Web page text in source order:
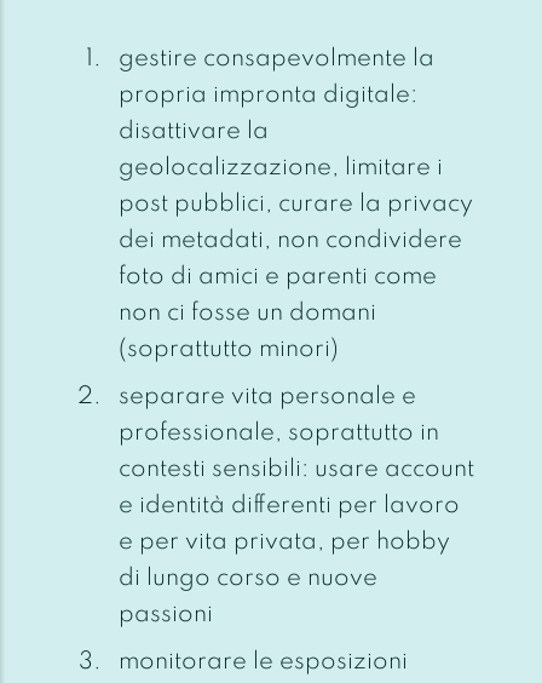
gestire consapevolmente la
propria impronta digitale:
disattivare la
geolocalizzazione, limitare i
post pubblici, curare la privacy
dei metadati, non condividere
foto di amici e parenti come
non ci fosse un domani
(soprattutto minori)
separare vita personale e
professionale, soprattutto in
contesti sensibili: usare account
e identità differenti per lavoro
e per vita privata, per hobby
di lungo corso e nuove
passioni
monitorare le esposizioni